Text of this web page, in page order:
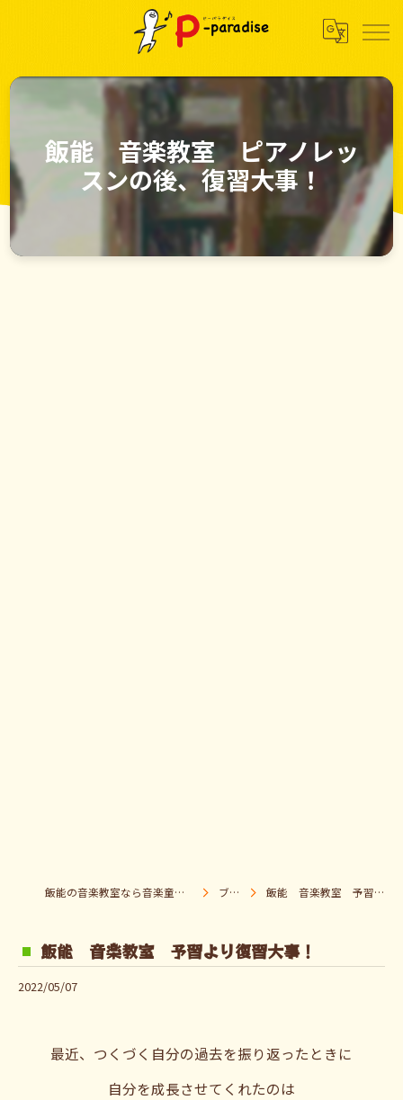
飯能 音楽教室 ピアノレッ
スンの後、復習大事！
飯能の音楽教室なら音楽童クラブ Pパラダイス ブログ 飯能 音楽教室 予習より復習大事！
飯能 音楽教室 予習より復習大事！
2022/05/07
最近、つくづく自分の過去を振り返ったときに
自分を成長させてくれたのは